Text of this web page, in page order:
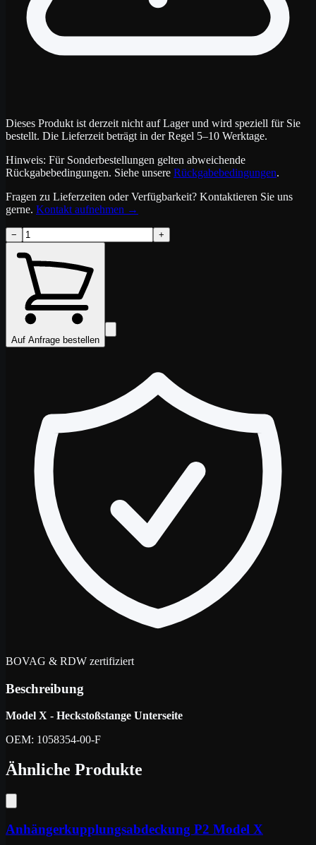
Dieses Produkt ist derzeit nicht auf Lager und wird speziell für Sie
bestellt. Die Lieferzeit beträgt in der Regel 5–10 Werktage.
Hinweis: Für Sonderbestellungen gelten abweichende
Rückgabebedingungen. Siehe unsere Rückgabebedingungen.
Fragen zu Lieferzeiten oder Verfügbarkeit? Kontaktieren Sie uns
gerne. Kontakt aufnehmen →
− +
Auf Anfrage bestellen
BOVAG & RDW zertifiziert
Beschreibung
Model X - Heckstoßstange Unterseite
OEM: 1058354-00-F
Ähnliche Produkte
Anhängerkupplungsabdeckung P2 Model X